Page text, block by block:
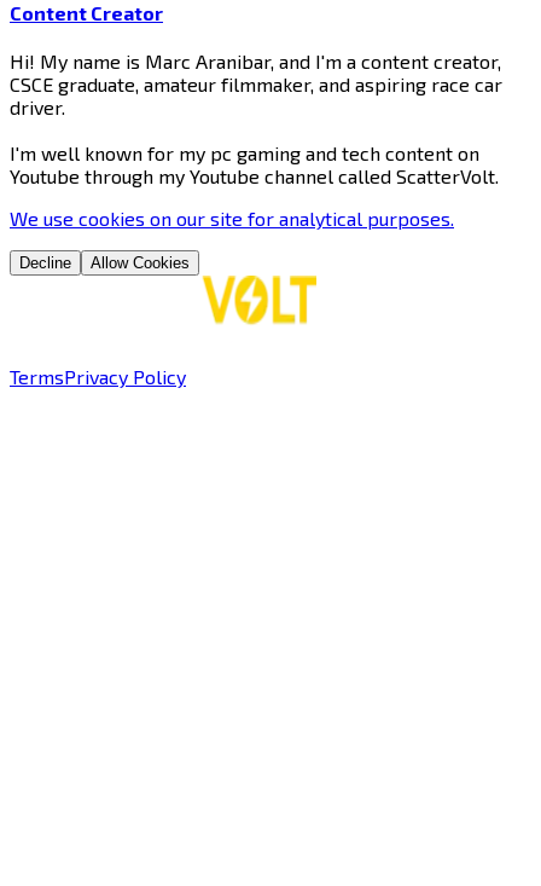
Content Creator​​​​‌ ‍ ​‍​‍‌‍ ‌ ​‍‌‍‍‌‌‍‌ ‌‍‍‌‌‍ ‍​‍​‍​ ‍‍​‍​‍‌ ​ ‌‍​‌‌‍ ‍‌‍‍‌‌ ‌​‌ ‍‌​‍ ‍‌‍‍‌‌‍ ​‍​‍​‍ ​​‍​‍‌‍‍​‌ ​‍‌‍‌‌‌‍‌‍​‍​‍​ ‍‍​‍​‍​‍ ‌‍​‌‌‍‌​‌‍ ‌‌‍‍‌‌‍ ‍​‍ ‌‍‍‌‌‍ ‍‌ ‌​‌‍‌‌‌‍ ‍‌ ‌​​‍ ‌‍‌‌‌‍‌​‌‍‍‌‌ ‌​​‍ ‌‍ ‌‌‍ ‌‍‌​‌‍‌‌​ ‌‌ ​​‌ ​‍‌‍‌‌‌ ​ ‌‍‌‌‌‍ ‍‌ ‌​‌‍​‌‌ ‌​‌‍‍‌‌‍ ‌‍ ‍​ ‍ ‌‍‍‌‌‍‌​​ ‌‌‍‌​​ ‌ ​ ‍​​ ‌​‌‍​‌​ ​ ‌‍‌‍​ ​‍​‍ ‌‌‍​‌​ ‌‌‌‍​ ​ ​​​‍ ‌​ ‌​​ ​‌‌‍​‍​ ​‌​‍ ‌​ ‍‌​ ​​​ ‌‍‌‍​‍​‍ ‌‌‍​ ‌‍‌​‌‍​‍​ ‌‍‌‍​‍​ ‌ ​ ‌‌‌‍‌‍​ ‌ ‌‍​‌​ ​ ​ ‌ ​ ‍ ‌ ‌​‌ ‍‌‌ ​​‌‍‌‌​ ‌‌‍​‌‌ ‌‌‌ ‌​‌‍‍​‌‍ ‌ ​‍​ ‍ ‌ ​​‌‍​‌‌ ‌​‌‍‍​​ ‌‌ ‌​‌‍‍‌‌ ‌​‌‍ ​‌‍‌‌​ ‌‍​‍‌‍​‌‌ ​ ‌‍‌‌‌‌‌‌‌ ​‍‌‍ ​​ ‌​‍‌‌​ ​‍‌​‌‍‌‍​‌‌‍‌​‌‍ ‌‌‍‍‌‌‍ ‍​‍‌‍‌‍‍‌‌‍‌​​ ‌‌‍‌​​ ‌ ​ ‍​​ ‌​‌‍​‌​ ​ ‌‍‌‍​ ​‍​‍ ‌‌‍​‌​ ‌‌‌‍​ ​ ​​​‍ ‌​ ‌​​ ​‌‌‍​‍​ ​‌​‍ ‌​ ‍‌​ ​​​ ‌‍‌‍​‍​‍ ‌‌‍​ ‌‍‌​‌‍​‍​ ‌‍‌‍​‍​ ‌ ​ ‌‌‌‍‌‍​ ‌ ‌‍​‌​ ​ ​ ‌ ​‍‌‍‌ ‌​‌ ‍‌‌ ​​‌‍‌‌​ ‌‌‍​‌‌ ‌‌‌ ‌​‌‍‍​‌‍ ‌ ​‍​‍‌‍‌ ​​‌‍​‌‌ ‌​‌‍‍​​ ‌‌ ‌​‌‍‍‌‌ ‌​‌‍ ​‌‍‌‌​‍‌‍‌ ​​‌‍‌‌‌ ​‍‌ ​ ‌ ​​‌‍‌‌‌‍​ ‌ ‌​‌‍‍‌‌ ‌‍‌‍‌‌​ ‌‌ ​​‌ ‌‌‌‍​‍‌‍ ​‌‍‍‌‌ ​ ‌‍‍​‌‍‌‌‌‍‌​​‍​‍‌ ‌
Hi! My name is Marc Aranibar, and I'm a content creator,
CSCE graduate, amateur filmmaker, and aspiring race car
driver.
I'm well known for my pc gaming and tech content on
Youtube through my Youtube channel called ScatterVolt. ​​​​‌ ‍ ​‍​‍‌‍ ‌ ​‍‌‍‍‌‌‍‌ ‌‍‍‌‌‍ ‍​‍​‍​ ‍‍​‍​‍‌ ​ ‌‍​‌‌‍ ‍‌‍‍‌‌ ‌​‌ ‍‌​‍ ‍‌‍‍‌‌‍ ​‍​‍​‍ ​​‍​‍‌‍‍​‌ ​‍‌‍‌‌‌‍‌‍​‍​‍​ ‍‍​‍​‍​‍ ‌‍​‌‌‍‌​‌‍ ‌‌‍‍‌‌‍ ‍​‍ ‌‍‍‌‌‍ ‍‌ ‌​‌‍‌‌‌‍ ‍‌ ‌​​‍ ‌‍‌‌‌‍‌​‌‍‍‌‌ ‌​​‍ ‌‍ ‌‌‍ ‌‍‌​‌‍‌‌​ ‌‌ ​​‌ ​‍‌‍‌‌‌ ​ ‌‍‌‌‌‍ ‍‌ ‌​‌‍​‌‌ ‌​‌‍‍‌‌‍ ‌‍ ‍​ ‍ ‌‍‍‌‌‍‌​​ ‌‌‍‌​​ ‌ ​ ‍​​ ‌​‌‍​‌​ ​ ‌‍‌‍​ ​‍​‍ ‌‌‍​‌​ ‌‌‌‍​ ​ ​​​‍ ‌​ ‌​​ ​‌‌‍​‍​ ​‌​‍ ‌​ ‍‌​ ​​​ ‌‍‌‍​‍​‍ ‌‌‍​ ‌‍‌​‌‍​‍​ ‌‍‌‍​‍​ ‌ ​ ‌‌‌‍‌‍​ ‌ ‌‍​‌​ ​ ​ ‌ ​ ‍ ‌ ‌​‌ ‍‌‌ ​​‌‍‌‌​ ‌‌‍​‌‌ ‌‌‌ ‌​‌‍‍​‌‍ ‌ ​‍​ ‍ ‌ ​​‌‍​‌‌ ‌​‌‍‍​​ ‌‌‍​‍‌‍‍‌‌‍ ​‍‌‌​ ‌‌‌​​‍‌‌ ‌‍‍ ‌‍‌‌‌ ‍‌​‍‌‌​ ​ ‌​‌​​‍‌‌​ ​ ‌​‌​​‍‌‌​ ​‍​ ​‍​ ​ ‌‍‌‍​ ​​​ ​​​ ​​​ ‌‌​ ‍​‌‍​‍​ ‌​​ ​​‌‍​ ​ ​‍​‍‌‌​ ​‍​ ​‍​‍‌‌​ ‌‌‌​‌​​‍ ‍‌‍​ ‌‍‍​‌‍‍‌‌‍ ​‌‍‌​‌ ​‍‌‍‌‌‌‍ ‍​‍‌‌​ ‌‌‌​​‍‌‌ ‌‍‍ ‌‍‌‌‌ ‍‌​‍‌‌​ ​ ‌​‌​​‍‌‌​ ​ ‌​‌​​‍‌‌​ ​‍​ ​‍​ ‌ ​ ​ ​ ‍​​ ‍‌​ ‌‍​ ​​​ ​‍​ ‌‍​ ‌‌‌‍‌‍​ ​​​ ​ ​ ​​​‍‌‌​ ​‍​ ​‍​‍‌‌​ ‌‌‌​‌​​‍ ‍‌ ‌​‌‍‌‌‌ ‍​‌ ‌​​ ‌‍​‍‌‍​‌‌ ​ ‌‍‌‌‌‌‌‌‌ ​‍‌‍ ​​ ‌​‍‌‌​ ​‍‌​‌‍‌‍​‌‌‍‌​‌‍ ‌‌‍‍‌‌‍ ‍​‍‌‍‌‍‍‌‌‍‌​​ ‌‌‍‌​​ ‌ ​ ‍​​ ‌​‌‍​‌​ ​ ‌‍‌‍​ ​‍​‍ ‌‌‍​‌​ ‌‌‌‍​ ​ ​​​‍ ‌​ ‌​​ ​‌‌‍​‍​ ​‌​‍ ‌​ ‍‌​ ​​​ ‌‍‌‍​‍​‍ ‌‌‍​ ‌‍‌​‌‍​‍​ ‌‍‌‍​‍​ ‌ ​ ‌‌‌‍‌‍​ ‌ ‌‍​‌​ ​ ​ ‌ ​‍‌‍‌ ‌​‌ ‍‌‌ ​​‌‍‌‌​ ‌‌‍​‌‌ ‌‌‌ ‌​‌‍‍​‌‍ ‌ ​‍​‍‌‍‌ ​​‌‍​‌‌ ‌​‌‍‍​​ ‌‌‍​‍‌‍‍‌‌‍ ​‍‌‌​ ‌‌‌​​‍‌‌ ‌‍‍ ‌‍‌‌‌ ‍‌​‍‌‌​ ​ ‌​‌​​‍‌‌​ ​ ‌​‌​​‍‌‌​ ​‍​ ​‍​ ​ ‌‍‌‍​ ​​​ ​​​ ​​​ ‌‌​ ‍​‌‍​‍​ ‌​​ ​​‌‍​ ​ ​‍​‍‌‌​ ​‍​ ​‍​‍‌‌​ ‌‌‌​‌​​‍ ‍‌‍​ ‌‍‍​‌‍‍‌‌‍ ​‌‍‌​‌ ​‍‌‍‌‌‌‍ ‍​‍‌‌​ ‌‌‌​​‍‌‌ ‌‍‍ ‌‍‌‌‌ ‍‌​‍‌‌​ ​ ‌​‌​​‍‌‌​ ​ ‌​‌​​‍‌‌​ ​‍​ ​‍​ ‌ ​ ​ ​ ‍​​ ‍‌​ ‌‍​ ​​​ ​‍​ ‌‍​ ‌‌‌‍‌‍​ ​​​ ​ ​ ​​​‍‌‌​ ​‍​ ​‍​‍‌‌​ ‌‌‌​‌​​‍ ‍‌ ‌​‌‍‌‌‌ ‍​‌ ‌​​‍‌‍‌ ​​‌‍‌‌‌ ​‍‌ ​ ‌ ​​‌‍‌‌‌‍​ ‌ ‌​‌‍‍‌‌ ‌‍‌‍‌‌​ ‌‌ ​​‌ ‌‌‌‍​‍‌‍ ​‌‍‍‌‌ ​ ‌‍‍​‌‍‌‌‌‍‌​​‍​‍‌ ‌
We use cookies on our site for analytical purposes.
Decline Allow Cookies
TermsPrivacy Policy